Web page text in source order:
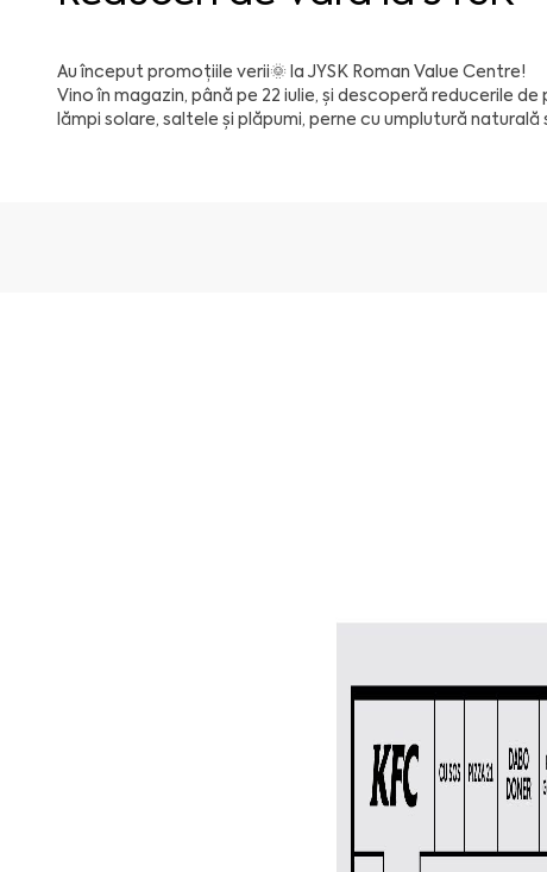
Au început promoțiile verii🌞 la JYSK Roman Value Centre!
Vino în magazin, până pe 22 iulie, și descoperă reducerile de
lămpi solare, saltele și plăpumi, perne cu umplutură